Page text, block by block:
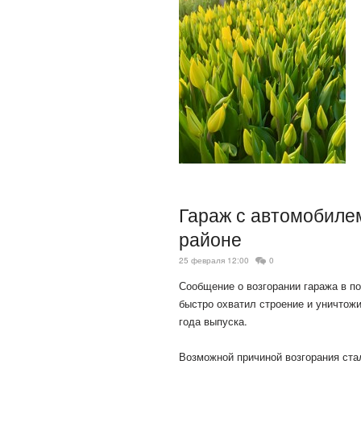
Гараж с
районе
25 февраля 12:00 0
Сообщение о возгорании гаража в
быстро охватил строение и
года выпуска.
Возможной причиной возгорания